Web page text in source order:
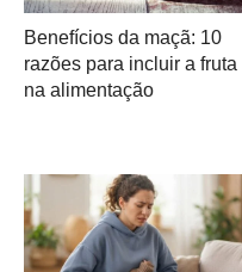
Benefícios da maçã: 10
razões para incluir a fruta
na alimentação